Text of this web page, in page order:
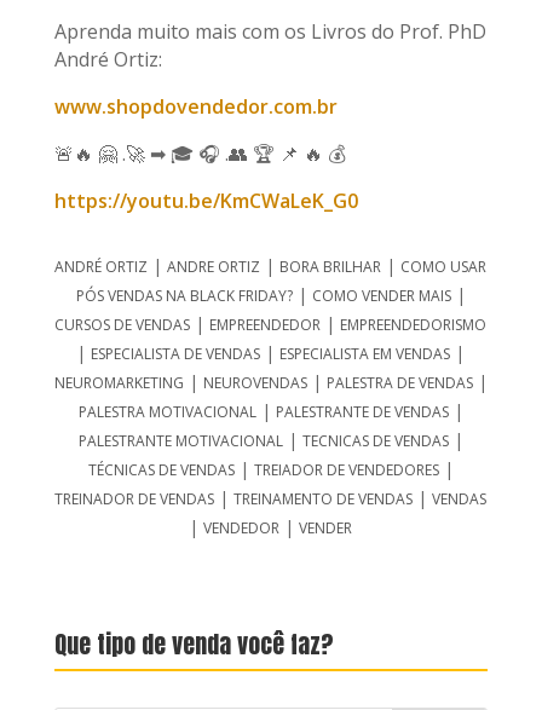
Aprenda muito mais com os Livros do Prof. PhD
André Ortiz:
www.shopdovendedor.com.br
🚨🔥 🤗 .🚀 ➡ 🎓 🎧 .👥 🏆 📌 🔥 💰
https://youtu.be/KmCWaLeK_G0
ANDRÉ ORTIZ |ANDRE ORTIZ | BORA BRILHAR | COMO USAR
PÓS VENDAS NA BLACK FRIDAY?| COMO VENDER MAIS|
CURSOS DE VENDAS | EMPREENDEDOR | EMPREENDEDORISMO
| ESPECIALISTA DE VENDAS | ESPECIALISTA EM VENDAS |
NEUROMARKETING | NEUROVENDAS| PALESTRA DE VENDAS|
PALESTRA MOTIVACIONAL| PALESTRANTE DE VENDAS|
PALESTRANTE MOTIVACIONAL| TECNICAS DE VENDAS|
TÉCNICAS DE VENDAS| TREIADOR DE VENDEDORES|
TREINADOR DE VENDAS |TREINAMENTO DE VENDAS |VENDAS
|VENDEDOR |VENDER
Que tipo de venda você faz?